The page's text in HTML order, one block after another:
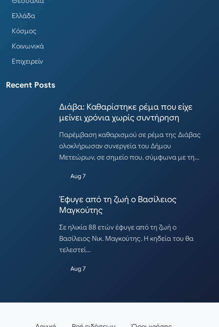
Ελλάδα
Κόσμος
Κοινωνικά
Επιχειρείν
Recent Posts
Διάβα: Καθαρίστηκε ρέμα που είχε
μείνει χρόνια χωρίς συντήρηση
Παρέμβαση καθαρισμού σε ρέμα της Διάβας
ολοκλήρωσαν συνεργεία του Δήμου
Μετεώρων, σε σημείο που, σύμφωνα με τη…
Aug 7
Έφυγε από τη ζωή ο Βασίλειος
Μαγκούτης
Σε ηλικία 88 ετών έφυγε από τη ζωή ο
Βασίλειος Νικ. Μαγκούτης. Η κηδεία του θα
τελεστεί…
Aug 7